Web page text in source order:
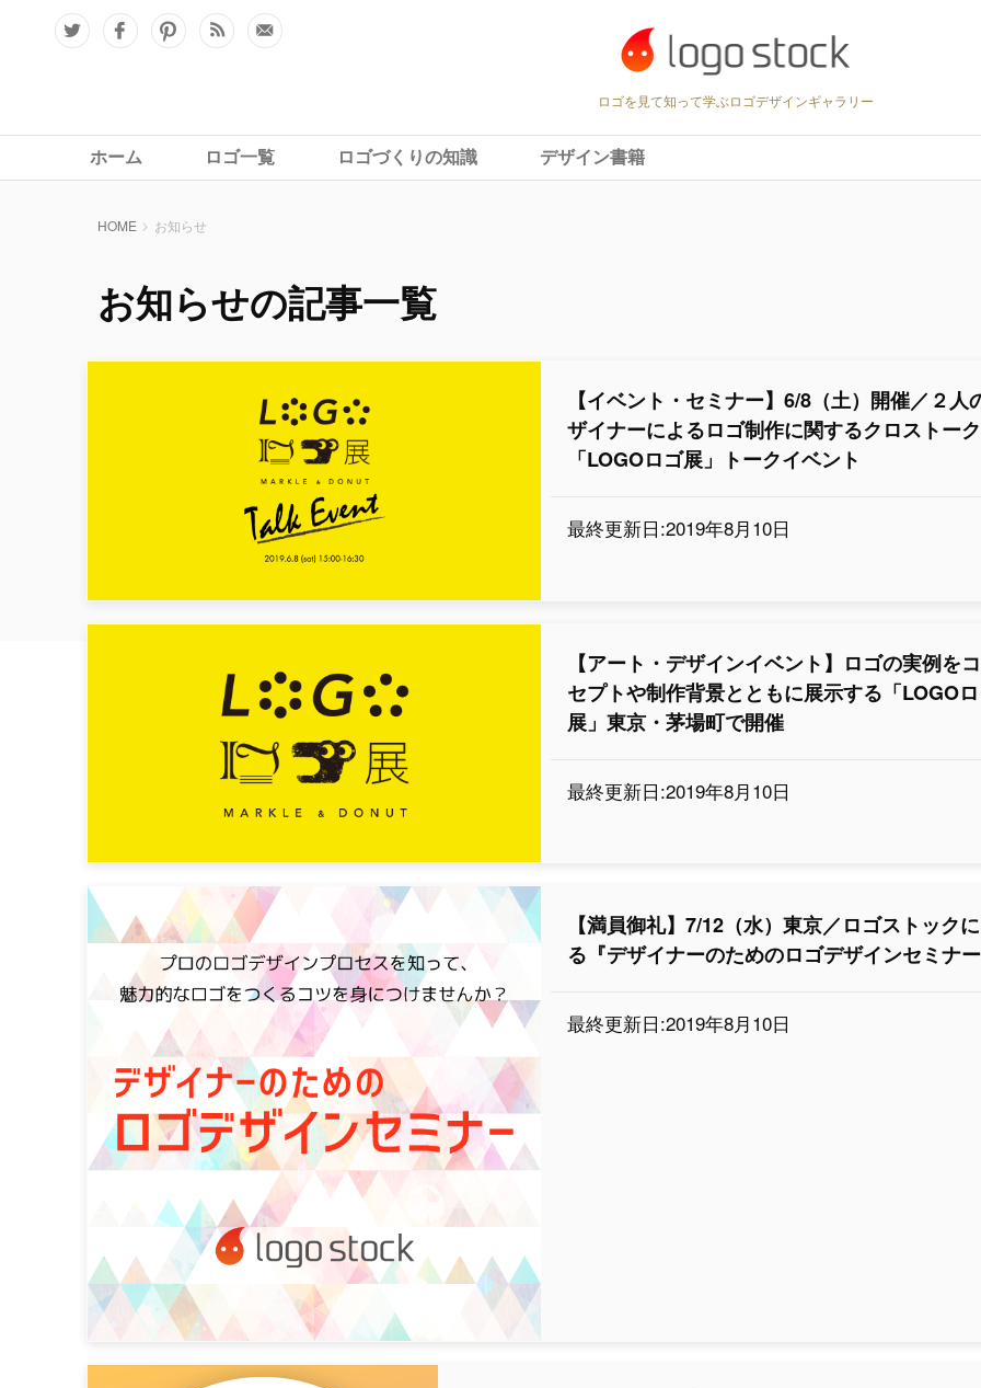
ロゴを見て知って学ぶロゴデザインギャラリー
ホーム ロゴ一覧 ロゴづくりの知識 デザイン書籍
HOME お知らせ
お知らせの記事一覧
【イベント・セミナー】6/8（土）開催／２人
ザイナーによるロゴ制作に関するクロストーク
「LOGOロゴ展」トークイベント
最終更新日:2019年8月10日
【アート・デザインイベント】ロゴの実例を
セプトや制作背景とともに展示する「LOGO
展」東京・茅場町で開催
最終更新日:2019年8月10日
【満員御礼】7/12（水）東京／ロゴストック
る『デザイナーのためのロゴデザインセミナ
最終更新日:2019年8月10日